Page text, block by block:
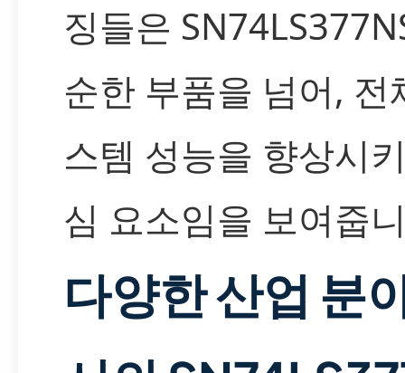
징들은
순한 부품을 넘어, 전
스템 성능을 향상시
심 요소임을 보여줍
다양한 산업 분